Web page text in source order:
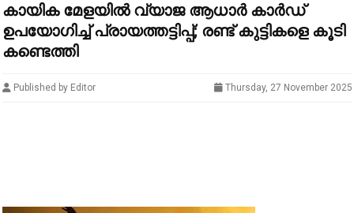
കായിക മേളയിൽ വ്യാജ ആധാർ കാർഡ്
ഉപയോഗിച്ച് പ്രായത്തട്ടിപ്പ്; രണ്ട് കുട്ടികളെ കൂടി
കണ്ടെത്തി
Published by Editor Thursday, 27 November 2025